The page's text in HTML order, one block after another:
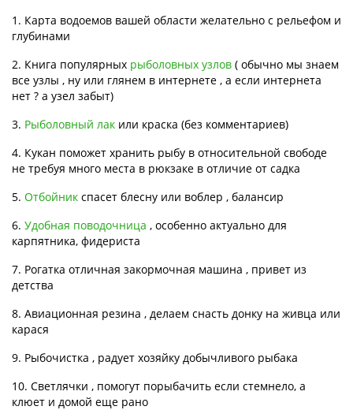
1. Карта водоемов вашей области желательно с рельефом и
глубинами
2. Книга популярных рыболовных узлов ( обычно мы знаем
все узлы , ну или глянем в интернете , а если интернета
нет ? а узел забыт)
3. Рыболовный лак или краска (без комментариев)
4. Кукан поможет хранить рыбу в относительной свободе
не требуя много места в рюкзаке в отличие от садка
5. Отбойник спасет блесну или воблер , балансир
6. Удобная поводочница , особенно актуально для
карпятника, фидериста
7. Рогатка отличная закормочная машина , привет из
детства
8. Авиационная резина , делаем снасть донку на живца или
карася
9. Рыбочистка , радует хозяйку добычливого рыбака
10. Светлячки , помогут порыбачить если стемнело, а
клюет и домой еще рано